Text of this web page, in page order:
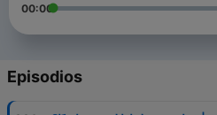
00:00
Episodios